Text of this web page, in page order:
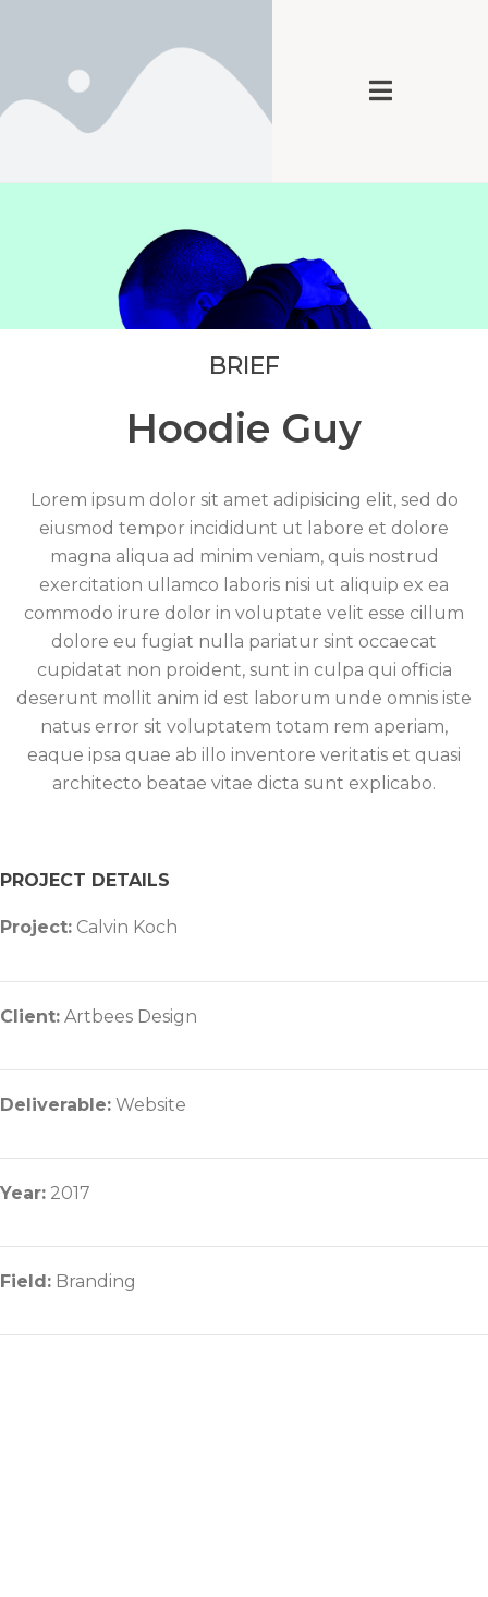
BRIEF
Hoodie Guy
Lorem ipsum dolor sit amet adipisicing elit, sed do
eiusmod tempor incididunt ut labore et dolore
magna aliqua ad minim veniam, quis nostrud
exercitation ullamco laboris nisi ut aliquip ex ea
commodo irure dolor in voluptate velit esse cillum
dolore eu fugiat nulla pariatur sint occaecat
cupidatat non proident, sunt in culpa qui officia
deserunt mollit anim id est laborum unde omnis iste
natus error sit voluptatem totam rem aperiam,
eaque ipsa quae ab illo inventore veritatis et quasi
architecto beatae vitae dicta sunt explicabo.
PROJECT DETAILS
Project: Calvin Koch
Client: Artbees Design
Deliverable: Website
Year: 2017
Field: Branding